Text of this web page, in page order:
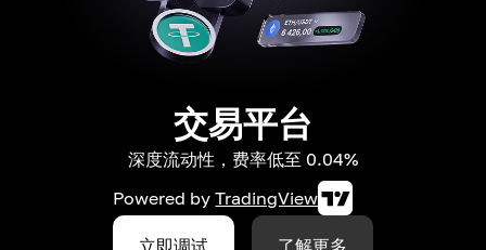
交易平台
深度流动性，费率低至 0.04%
Powered by TradingView
立即调试 了解更多